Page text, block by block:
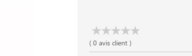
( 0 avis client )